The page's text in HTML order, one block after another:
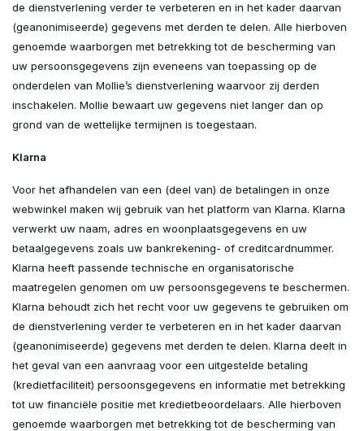
de dienstverlening verder te verbeteren en in het kader daarvan
(geanonimiseerde) gegevens met derden te delen. Alle hierboven
genoemde waarborgen met betrekking tot de bescherming van
uw persoonsgegevens zijn eveneens van toepassing op de
onderdelen van Mollie’s dienstverlening waarvoor zij derden
inschakelen. Mollie bewaart uw gegevens niet langer dan op
grond van de wettelijke termijnen is toegestaan.
Klarna
Voor het afhandelen van een (deel van) de betalingen in onze
webwinkel maken wij gebruik van het platform van Klarna. Klarna
verwerkt uw naam, adres en woonplaatsgegevens en uw
betaalgegevens zoals uw bankrekening- of creditcardnummer.
Klarna heeft passende technische en organisatorische
maatregelen genomen om uw persoonsgegevens te beschermen.
Klarna behoudt zich het recht voor uw gegevens te gebruiken om
de dienstverlening verder te verbeteren en in het kader daarvan
(geanonimiseerde) gegevens met derden te delen. Klarna deelt in
het geval van een aanvraag voor een uitgestelde betaling
(kredietfaciliteit) persoonsgegevens en informatie met betrekking
tot uw financiële positie met kredietbeoordelaars. Alle hierboven
genoemde waarborgen met betrekking tot de bescherming van